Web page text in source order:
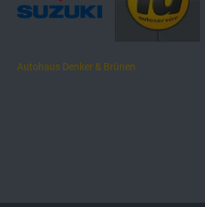
Autohaus Denker & Brünen